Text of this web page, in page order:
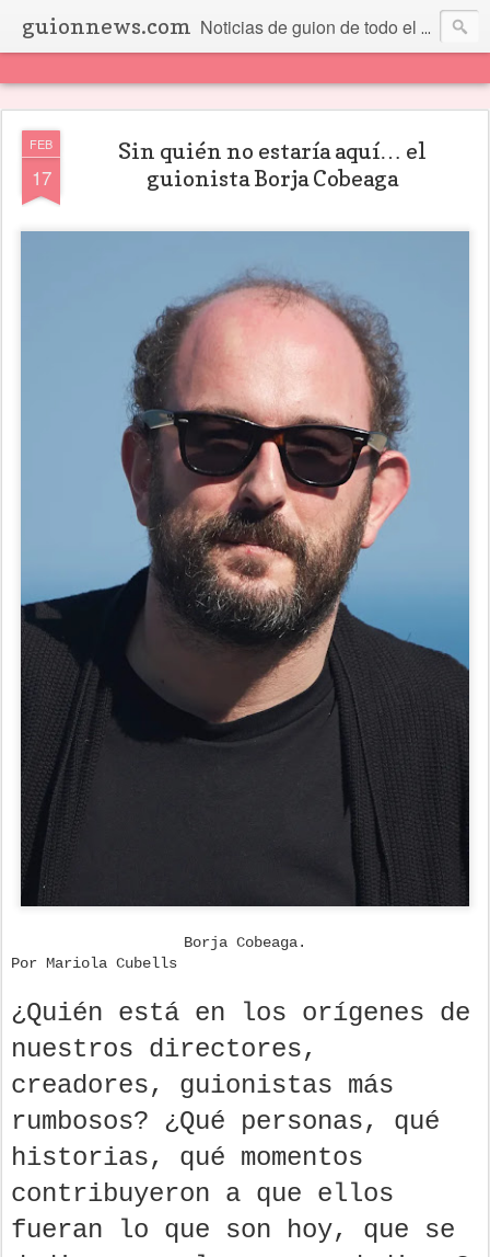
guionnews.com Noticias de guion de todo el mundo... Y más.
FEB
17
Sin quién no estaría aquí… el
guionista Borja Cobeaga
Borja Cobeaga.
Por Mariola Cubells
¿Quién está en los orígenes de
nuestros directores,
creadores, guionistas más
rumbosos? ¿Qué personas, qué
historias, qué momentos
contribuyeron a que ellos
fueran lo que son hoy, que se